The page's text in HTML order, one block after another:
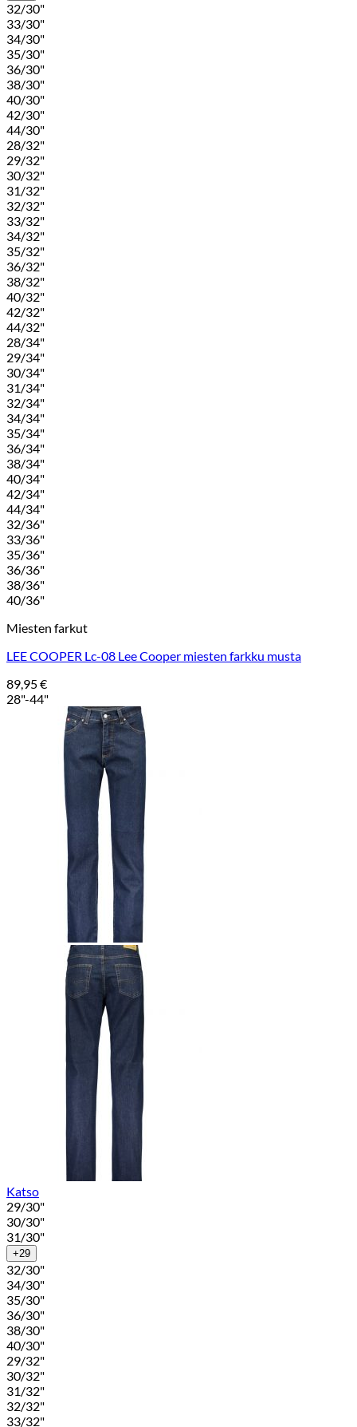
32/30"
33/30"
34/30"
35/30"
36/30"
38/30"
40/30"
42/30"
44/30"
28/32"
29/32"
30/32"
31/32"
32/32"
33/32"
34/32"
35/32"
36/32"
38/32"
40/32"
42/32"
44/32"
28/34"
29/34"
30/34"
31/34"
32/34"
34/34"
35/34"
36/34"
38/34"
40/34"
42/34"
44/34"
32/36"
33/36"
35/36"
36/36"
38/36"
40/36"
Miesten farkut
LEE COOPER Lc-08 Lee Cooper miesten farkku musta
89,95€
28"-44"
Katso
29/30"
30/30"
31/30"
+29
32/30"
34/30"
35/30"
36/30"
38/30"
40/30"
29/32"
30/32"
31/32"
32/32"
33/32"